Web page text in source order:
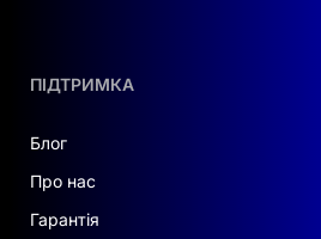
ПІДТРИМКА
Блог
Про нас
Гарантія